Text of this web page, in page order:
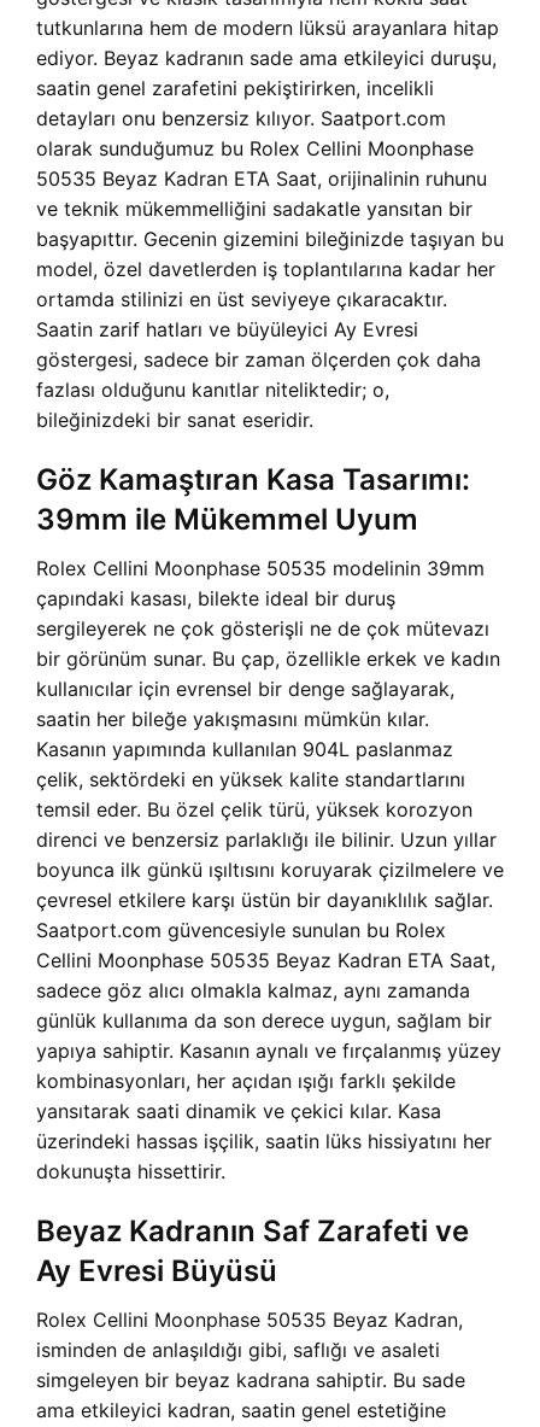
tutkunlarına hem de modern lüksü arayanlara hitap
ediyor. Beyaz kadranın sade ama etkileyici duruşu,
saatin genel zarafetini pekiştirirken, incelikli
detayları onu benzersiz kılıyor. Saatport.com
olarak sunduğumuz bu Rolex Cellini Moonphase
50535 Beyaz Kadran ETA Saat, orijinalinin ruhunu
ve teknik mükemmelliğini sadakatle yansıtan bir
başyapıttır. Gecenin gizemini bileğinizde taşıyan bu
model, özel davetlerden iş toplantılarına kadar her
ortamda stilinizi en üst seviyeye çıkaracaktır.
Saatin zarif hatları ve büyüleyici Ay Evresi
göstergesi, sadece bir zaman ölçerden çok daha
fazlası olduğunu kanıtlar niteliktedir; o,
bileğinizdeki bir sanat eseridir.
Göz Kamaştıran Kasa Tasarımı:
39mm ile Mükemmel Uyum
Rolex Cellini Moonphase 50535 modelinin 39mm
çapındaki kasası, bilekte ideal bir duruş
sergileyerek ne çok gösterişli ne de çok mütevazı
bir görünüm sunar. Bu çap, özellikle erkek ve kadın
kullanıcılar için evrensel bir denge sağlayarak,
saatin her bileğe yakışmasını mümkün kılar.
Kasanın yapımında kullanılan 904L paslanmaz
çelik, sektördeki en yüksek kalite standartlarını
temsil eder. Bu özel çelik türü, yüksek korozyon
direnci ve benzersiz parlaklığı ile bilinir. Uzun yıllar
boyunca ilk günkü ışıltısını koruyarak çizilmelere ve
çevresel etkilere karşı üstün bir dayanıklılık sağlar.
Saatport.com güvencesiyle sunulan bu Rolex
Cellini Moonphase 50535 Beyaz Kadran ETA Saat,
sadece göz alıcı olmakla kalmaz, aynı zamanda
günlük kullanıma da son derece uygun, sağlam bir
yapıya sahiptir. Kasanın aynalı ve fırçalanmış yüzey
kombinasyonları, her açıdan ışığı farklı şekilde
yansıtarak saati dinamik ve çekici kılar. Kasa
üzerindeki hassas işçilik, saatin lüks hissiyatını her
dokunuşta hissettirir.
Beyaz Kadranın Saf Zarafeti ve
Ay Evresi Büyüsü
Rolex Cellini Moonphase 50535 Beyaz Kadran,
isminden de anlaşıldığı gibi, saflığı ve asaleti
simgeleyen bir beyaz kadrana sahiptir. Bu sade
ama etkileyici kadran, saatin genel estetiğine